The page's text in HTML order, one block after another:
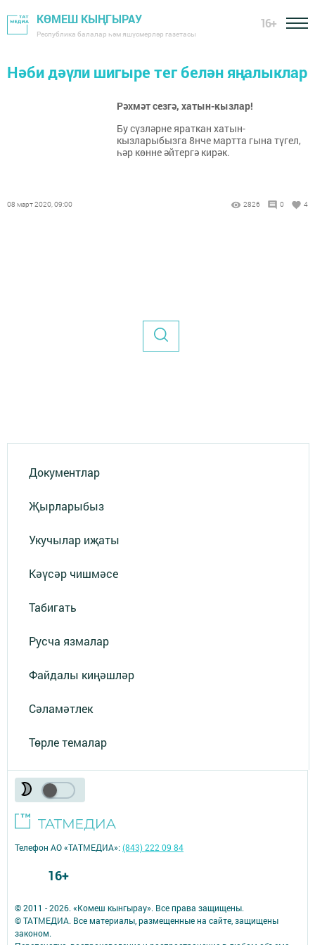
КӨМЕШ КЫҢГЫРАУ
Республика балалар һәм яшүсмерләр газетасы
16+
Нәби дәүли шигыре тег белән яңалыклар
Рәхмәт сезгә, хатын-кызлар!
Бу сүзләрне яраткан хатын-
кызларыбызга 8нче мартта гына түгел,
һәр көнне әйтергә кирәк.
08 март 2020, 09:00 2826 0 4
Документлар
Җырларыбыз
Укучылар иҗаты
Кәүсәр чишмәсе
Табигать
Русча язмалар
Файдалы киңәшләр
Сәламәтлек
Төрле темалар
© 2011 - 2026. «Комеш кынгырау». Все права защищены.
© ТАТМЕДИА. Все материалы, размещенные на сайте, защищены
законом.
Телефон АО «ТАТМЕДИА»:(843) 222 09 84
16+